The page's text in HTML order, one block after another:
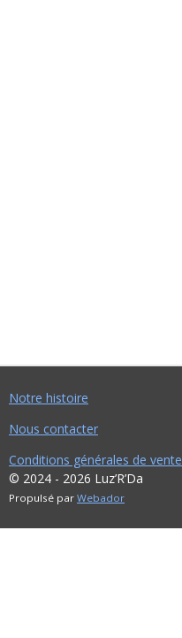
Notre histoire
Nous contacter
Conditions générales de vente
© 2024 - 2026 Luz’R’Da
Propulsé par Webador